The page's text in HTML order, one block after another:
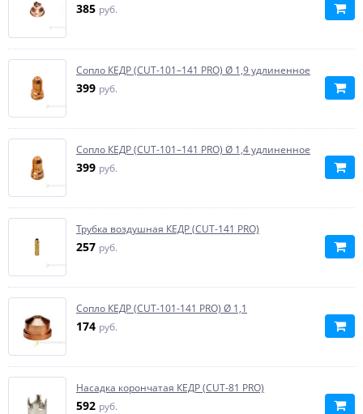
385 руб.
Сопло КЕДР (CUT-101–141 PRO) Ø 1,9 удлиненное
399 руб.
Сопло КЕДР (CUT-101–141 PRO) Ø 1,4 удлиненное
399 руб.
Трубка воздушная КЕДР (CUT-141 PRO)
257 руб.
Сопло КЕДР (CUT-101-141 PRO) Ø 1,1
174 руб.
Насадка корончатая КЕДР (CUT-81 PRO)
592 руб.